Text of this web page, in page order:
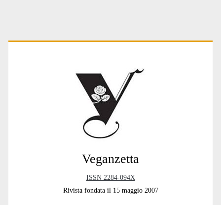
Primary
Veganzetta
ISSN 2284-094X
Rivista fondata il 15 maggio 2007